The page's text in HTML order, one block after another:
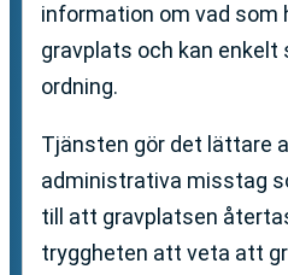
information om vad som
gravplats och kan
ordning.
Tjänsten gör det lättare
administrativa misstag
till att gravplatsen
tryggheten att veta att